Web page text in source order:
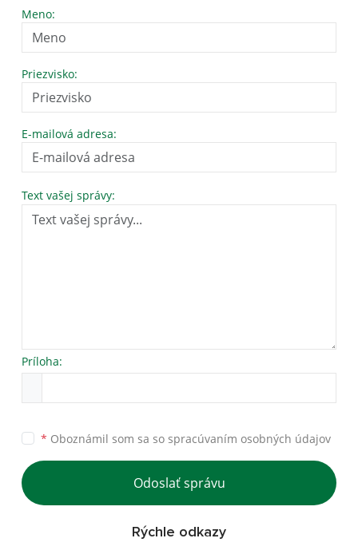
Meno:
Priezvisko:
E-mailová adresa:
Text vašej správy:
Príloha:
* Oboznámil som sa so spracúvaním osobných údajov
Odoslať správu
Rýchle odkazy